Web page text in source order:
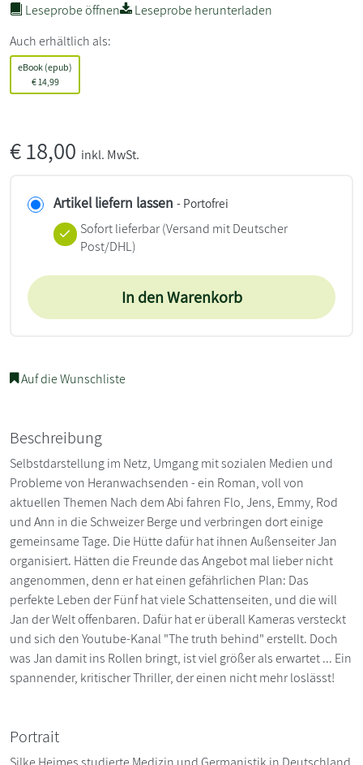
Leseprobe öffnen
Leseprobe herunterladen
Auch erhältlich als:
eBook (epub)
€14,99
€18,00 inkl. MwSt.
Artikel liefern lassen - Portofrei
Sofort lieferbar(Versand mit Deutscher
Post/DHL)
In den Warenkorb
Auf die Wunschliste
Beschreibung
Selbstdarstellung im Netz, Umgang mit sozialen Medien und
Probleme von Heranwachsenden - ein Roman, voll von
aktuellen Themen Nach dem Abi fahren Flo, Jens, Emmy, Rod
und Ann in die Schweizer Berge und verbringen dort einige
gemeinsame Tage. Die Hütte dafür hat ihnen Außenseiter Jan
organisiert. Hätten die Freunde das Angebot mal lieber nicht
angenommen, denn er hat einen gefährlichen Plan: Das
perfekte Leben der Fünf hat viele Schattenseiten, und die will
Jan der Welt offenbaren. Dafür hat er überall Kameras versteckt
und sich den Youtube-Kanal "The truth behind" erstellt. Doch
was Jan damit ins Rollen bringt, ist viel größer als erwartet ... Ein
spannender, kritischer Thriller, der einen nicht mehr loslässt!
Portrait